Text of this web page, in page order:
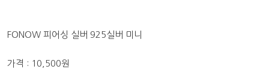
FONOW 피어싱 실버 925실버 미니
가격 : 10,500원